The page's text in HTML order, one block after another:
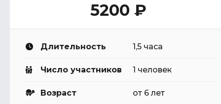
5200 ₽
Длительность 1,5 часа
Число участников 1 человек
Возраст от 6 лет